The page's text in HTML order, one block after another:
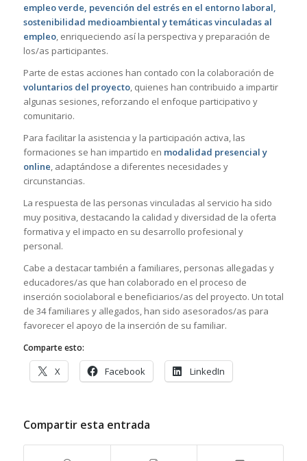
empleo verde, pevención del estrés en el entorno laboral,
sostenibilidad medioambiental y temáticas vinculadas al
empleo, enriqueciendo así la perspectiva y preparación de
los/as participantes.
Parte de estas acciones han contado con la colaboración de
voluntarios del proyecto, quienes han contribuido a impartir
algunas sesiones, reforzando el enfoque participativo y
comunitario.
Para facilitar la asistencia y la participación activa, las
formaciones se han impartido en modalidad presencial y
online, adaptándose a diferentes necesidades y
circunstancias.
La respuesta de las personas vinculadas al servicio ha sido
muy positiva, destacando la calidad y diversidad de la oferta
formativa y el impacto en su desarrollo profesional y
personal.
Cabe a destacar también a familiares, personas allegadas y
educadores/as que han colaborado en el proceso de
inserción sociolaboral e beneficiarios/as del proyecto. Un total
de 34 familiares y allegados, han sido asesorados/as para
favorecer el apoyo de la inserción de su familiar.
Comparte esto:
X Facebook LinkedIn
Compartir esta entrada